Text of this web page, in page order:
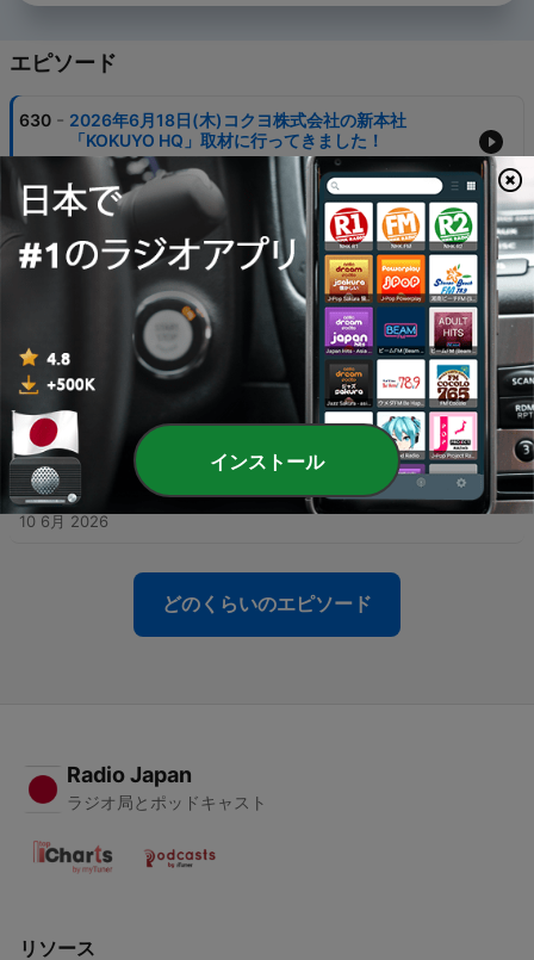
エピソード
630 - 2026年6月18日(木)コクヨ株式会社の新本社
「KOKUYO HQ」取材に行ってきました！
629 - 2026年6月17日(水)正しい日焼け止めの使い方🌞
17 6月 2026
2026年6月15日(月)SNSで話題の「ジェネリック食
627 - 2026年6月11日(木)大阪・関西万博を再現したくら
寿司『メモリアル店 なんば千日前』行ってきました♪
11 6月 2026
626 - 2026年6月10日(水)万年筆のインクの色は無限！イ
ンク開発者の竹内直行さんにお話しを伺いました。
10 6月 2026
どのくらいのエピソード
Radio Japan
ラジオ局とポッドキャスト
リソース
インストール